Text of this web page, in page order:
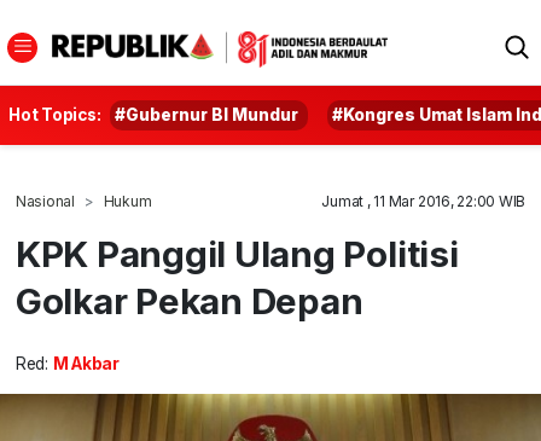
Hot Topics: #Gubernur BI Mundur #Kongres Umat Islam
Nasional Hukum Jumat , 11 Mar 2016, 22:00 WIB
KPK Panggil Ulang Politisi
Golkar Pekan Depan
Red: M Akbar